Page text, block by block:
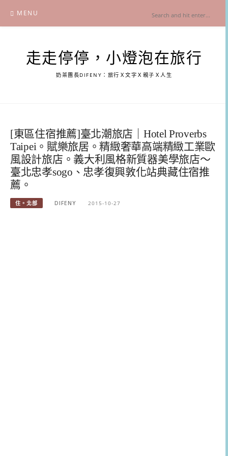
content
MENU
走走停停，小燈泡在旅行
奶茶團長DIFENY：旅行Ｘ文字Ｘ親子Ｘ人生
[東區住宿推薦]臺北潮旅店｜Hotel Proverbs
Taipei。賦樂旅居。精緻奢華高端精緻工業歐
風設計旅店。義大利風格新質器美學旅店～
臺北忠孝sogo、忠孝復興敦化站典藏住宿推
薦。
住。北部 DIFENY 2015-10-27